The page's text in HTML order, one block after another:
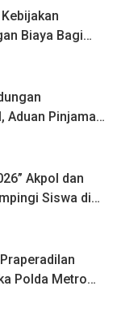
Biaya Bagi
Aduan Pinjaman
Serius
Akpol dan
Siswa di
Polda Metro